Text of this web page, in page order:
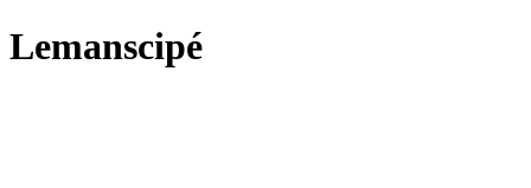
Lemanscipé